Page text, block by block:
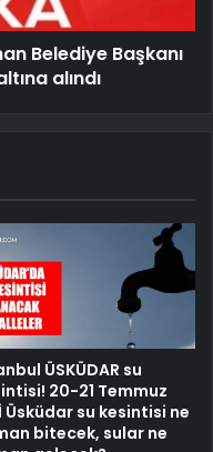
Belediye Başkanı
alındı
ÜSKÜDAR su
20-21 Temmuz
Üsküdar su kesintisi ne
bitecek, sular ne